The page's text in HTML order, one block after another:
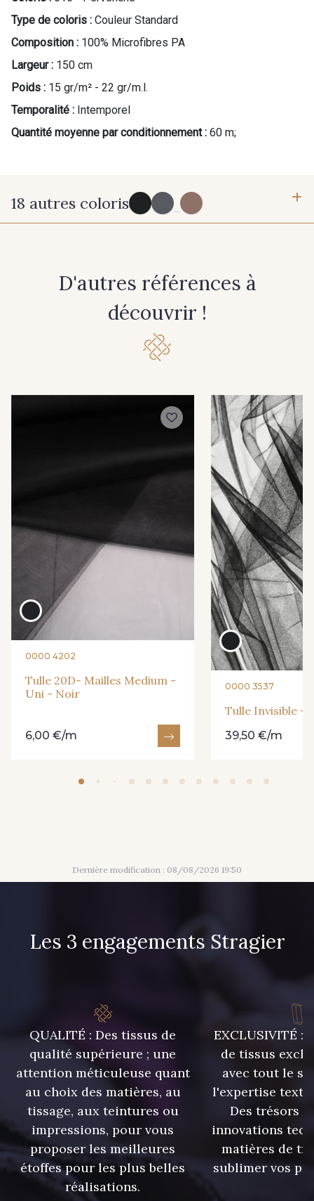
Type de coloris : Couleur Standard
Composition : 100% Microfibres PA
Largeur : 150 cm
Poids : 15 gr/m² - 22 gr/m.l.
Temporalité : Intemporel
Quantité moyenne par conditionnement : 60 m;
18 autres coloris ...
778 - Peau claire
670 - Peau
776 - 776
509 - Glacier
762 - Bleu Outremer
671 - Peau n°4 620 - Bordeaux
D'autres références à
découvrir !
0000 4202
Tulle 20D- Mailles Medium -
Uni - Noir
6,00 €/m
0000 3537
Tulle Invisible -
39,50 €/m
Dernière modification : 08/08/2026 19:50
Les 3 engagements Stragier
QUALITÉ : Des tissus de
qualité supérieure ; une
attention méticuleuse quant
au choix des matières, au
tissage, aux teintures ou
impressions, pour vous
proposer les meilleures
étoffes pour les plus belles
réalisations.
EXCLUSIVITÉ :
de tissus
avec tout le
l'expertise
Des trésors
innovations
matières de
sublimer vos
commande !
Pour vous, couture rime avec détente ?
Vous aimez les beaux tissus ?
Je m'abonne à la newsletter